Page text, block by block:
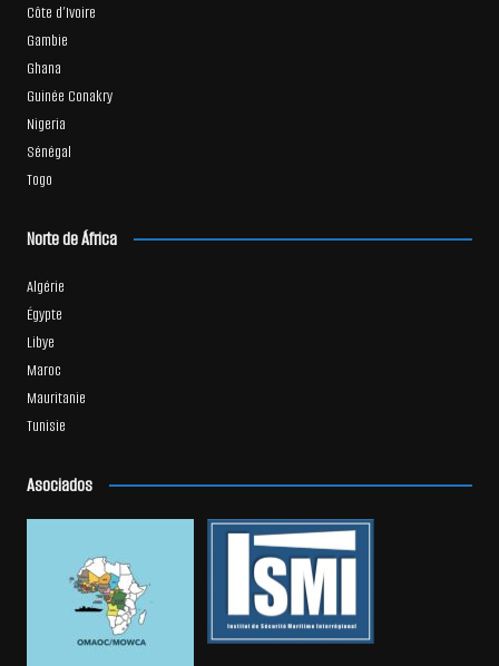
Côte d’Ivoire
Gambie
Ghana
Guinée Conakry
Nigeria
Sénégal
Togo
Norte de África
Algérie
Égypte
Libye
Maroc
Mauritanie
Tunisie
Asociados